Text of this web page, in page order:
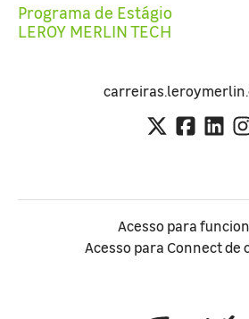
Programa de Estágio
LEROY MERLIN TECH
Acesso para
Acesso para Connect de